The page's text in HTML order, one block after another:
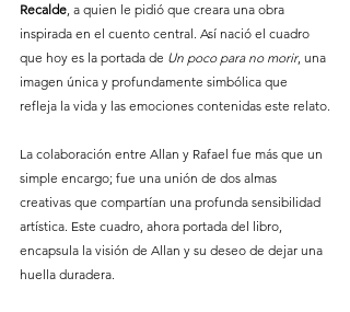
Recalde, a quien le pidió que creara una obra
inspirada en el cuento central. Así nació el cuadro
que hoy es la portada de Un poco para no morir, una
imagen única y profundamente simbólica que
refleja la vida y las emociones contenidas este relato.
La colaboración entre Allan y Rafael fue más que un
simple encargo; fue una unión de dos almas
creativas que compartían una profunda sensibilidad
artística. Este cuadro, ahora portada del libro,
encapsula la visión de Allan y su deseo de dejar una
huella duradera.